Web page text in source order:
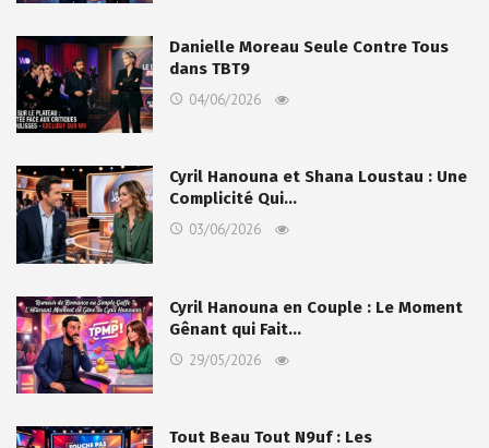
Danielle Moreau Seule Contre Tous
dans TBT9
04/06/2026
Cyril Hanouna et Shana Loustau : Une
Complicité Qui…
03/06/2026
Cyril Hanouna en Couple : Le Moment
Gênant qui Fait…
29/05/2026
Tout Beau Tout N9uf : Les